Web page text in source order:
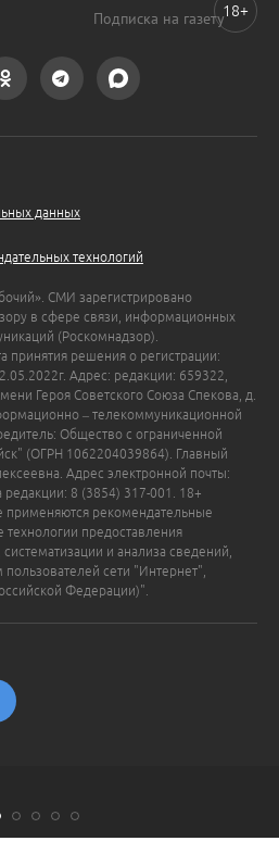
Подписка на газету
данных
технологий
СМИ зарегистрировано
в сфере связи, информационных
(Роскомнадзор).
принятия решения о регистрации:
Адрес: редакции: 659322,
Героя Советского Союза Спекова, д.
– телекоммуникационной
Общество с ограниченной
(ОГРН 1062204039864). Главный
Адрес электронной почты:
редакции: 8 (3854) 317-001. 18+
рекомендательные
предоставления
и анализа сведений,
сети "Интернет",
Федерации)".
18+